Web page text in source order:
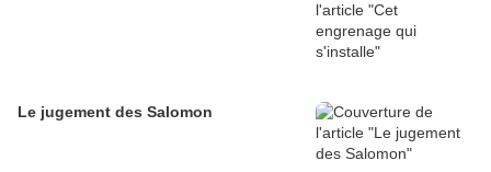
Le jugement des Salomon